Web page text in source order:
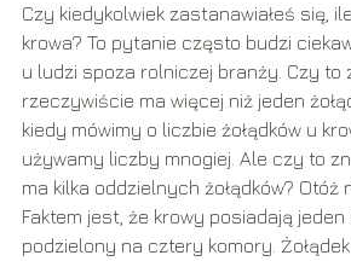
Czy kiedykolwiek zastanawiałeś się,
krowa? To pytanie często budzi
u ludzi spoza rolniczej branży. Czy to
rzeczywiście ma więcej niż jeden
kiedy mówimy o liczbie żołądków u
używamy liczby mnogiej. Ale czy to
ma kilka oddzielnych żołądków? Otóż
Faktem jest, że krowy posiadają jeden
podzielony na cztery komory. Żołądek